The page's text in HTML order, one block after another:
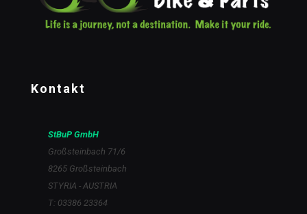
Kontakt
StBuP GmbH
Großsteinbach 71/6
8265 Großsteinbach
STYRIA - AUSTRIA
T: 03386 23364